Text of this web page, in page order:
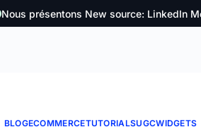
Nous présentons New source: LinkedIn
BLOGECOMMERCETUTORIALSUGCWIDGETS